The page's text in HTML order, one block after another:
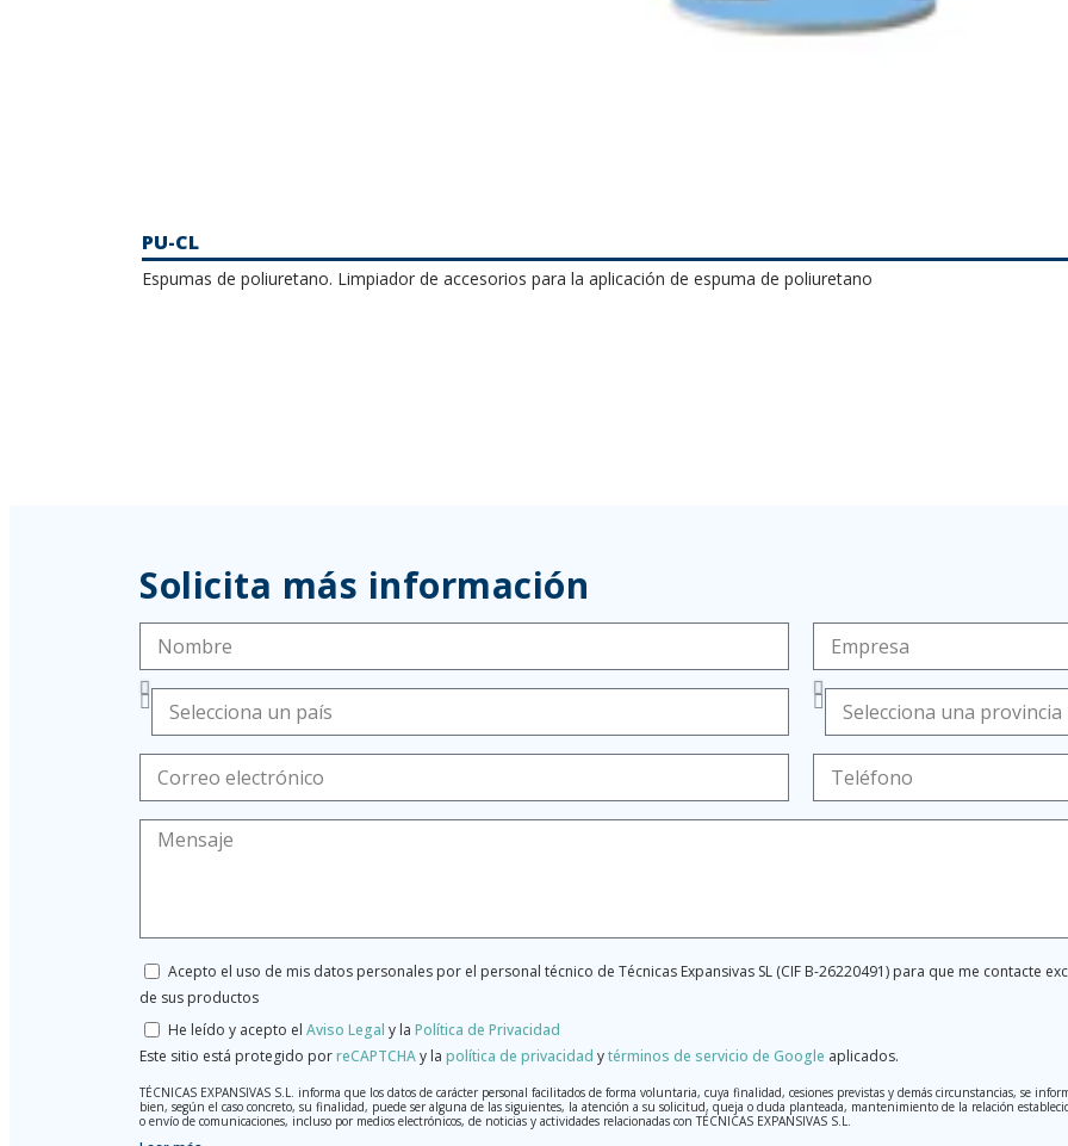
PU-CL
Espumas de poliuretano. Limpiador de accesorios para la aplicación de espuma de poliuretano
Solicita más información
Acepto el uso de mis datos personales por el personal técnico de Técnicas Expansivas SL (CIF B-26220491) para que me contacte
de sus productos
He leído y acepto el Aviso Legal y la Política de Privacidad
Este sitio está protegido porreCAPTCHAy la política de privacidad ytérminos de servicio de Google aplicados.
TÉCNICAS EXPANSIVAS S.L. informa que los datos de carácter personal facilitados de forma voluntaria, cuya finalidad, cesiones previstas y demás circunstancias, se
bien, según el caso concreto, su finalidad, puede ser alguna de las siguientes, la atención a su solicitud, queja o duda planteada, mantenimiento de la relación
o envío de comunicaciones, incluso por medios electrónicos, de noticias y actividades relacionadas con TÉCNICAS EXPANSIVAS S.L.